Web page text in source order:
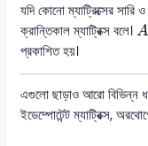
যদি কোনো ম্যাট্রিক্সের সারি
ক্রান্তিকাল ম্যাট্রিক্স বলে।A
A
প্রকাশিত হয়।
এগুলো ছাড়াও আরো বিভিন্ন
ইডেম্পোটেন্ট ম্যাট্রিক্স,